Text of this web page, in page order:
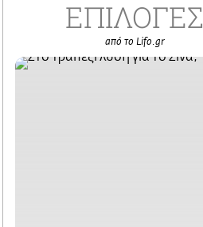
ΕΠΙΛΟΓΕΣ
από το Lifo.gr